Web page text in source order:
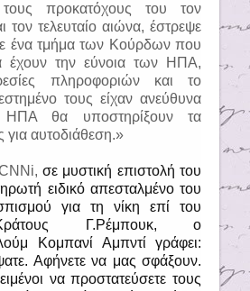
τους προκατόχους του τον
τον τελευταίο αιώνα, έστρεψε
ένα τμήμα των Κούρδων που
έχουν την εύνοια των ΗΠΑ,
πληροφοριών και το
τους είχαν ανεύθυνα
ΗΠΑ θα υποστηρίξουν τα
για αυτοδιάθεση.»
, σε μυστική επιστολή του
ειδικό απεσταλμένο του
για τη νίκη επί του
Γ.Ρέμπουκ, ο
Κομπανί Αμπντί γράφει:
Αφήνετε να μας σφάξουν.
να προστατεύσετε τους